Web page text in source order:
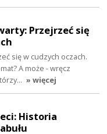
Przejrzeć się
się w cudzych oczach.
A może - wręcz
» więcej
Historia